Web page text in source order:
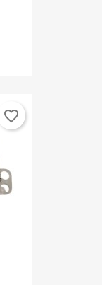
favorite_border